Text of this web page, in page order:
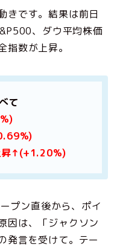
きです。結果は前日
、ダウ平均株価
数が上昇。
て
昇↑(+1.20%)
プン直後から、ポイ
因は、「ジャクソン
発言を受けて。テー